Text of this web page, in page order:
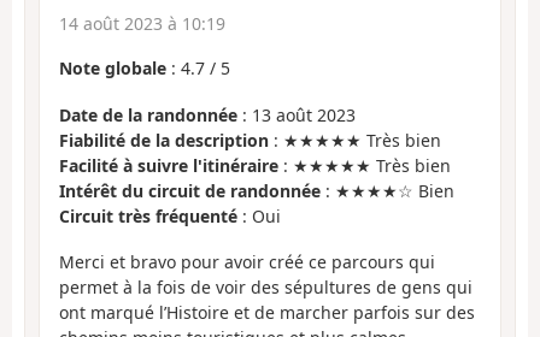
14 août 2023 à 10:19
Note globale : 4.7 / 5
Date de la randonnée : 13 août 2023
Fiabilité de la description : ★★★★★ Très bien
Facilité à suivre l'itinéraire : ★★★★★ Très bien
Intérêt du circuit de randonnée : ★★★★☆ Bien
Circuit très fréquenté : Oui
Merci et bravo pour avoir créé ce parcours qui
permet à la fois de voir des sépultures de gens qui
ont marqué l’Histoire et de marcher parfois sur des